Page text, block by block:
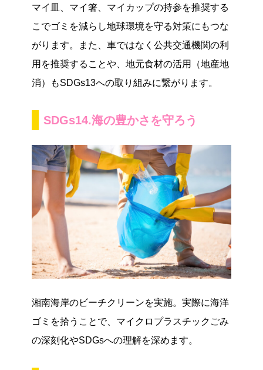
マイ皿、マイ箸、マイカップの持参を推奨する
こでゴミを減らし地球環境を守る対策にもつな
がります。また、車ではなく公共交通機関の利
用を推奨することや、地元食材の活用（地産地
消）もSDGs13への取り組みに繋がります。
SDGs14.海の豊かさを守ろう
湘南海岸のビーチクリーンを実施。実際に海洋
ゴミを拾うことで、マイクロプラスチックごみ
の深刻化やSDGsへの理解を深めます。